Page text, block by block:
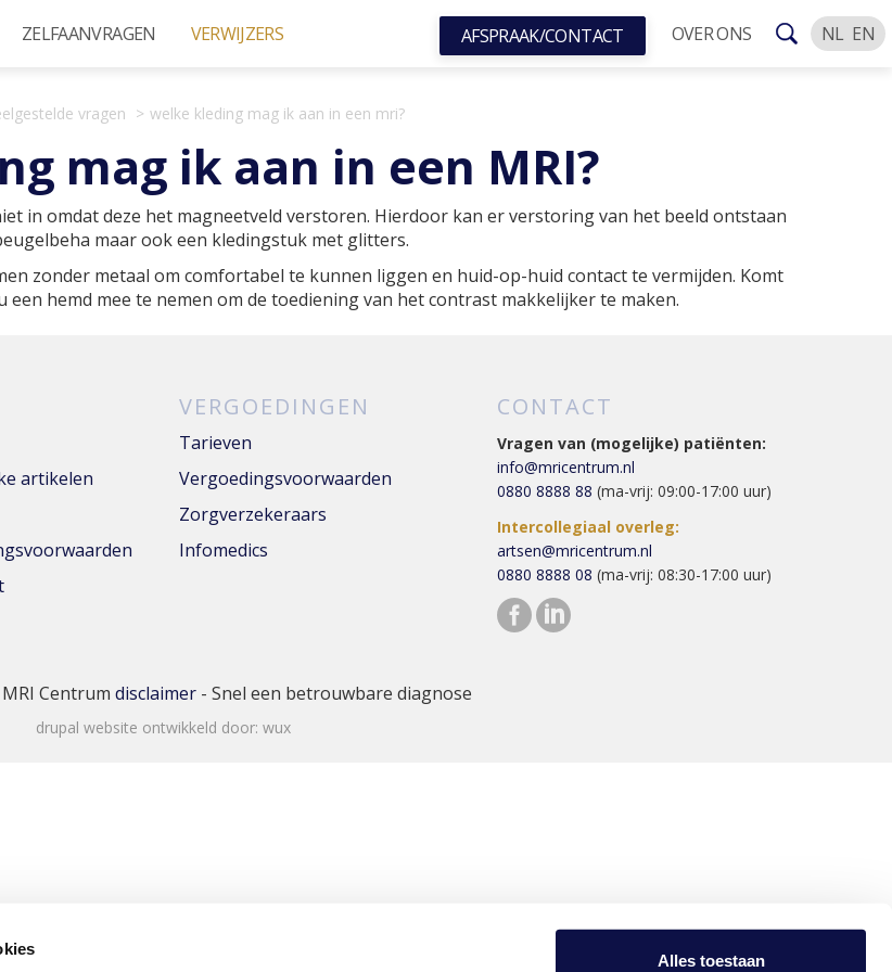
Alles toestaan
ZELFAANVRAGEN VERWIJZERS EN
NL
OVER ONS
AFSPRAAK/CONTACT
vragen welke kleding mag ik aan in een mri?
mag ik aan in een MRI?
in omdat deze het magneetveld verstoren. Hierdoor kan er verstoring van het beeld ontstaan
maar ook een kledingstuk met glitters.
zonder metaal om comfortabel te kunnen liggen en huid-op-huid contact te vermijden. Komt
hemd mee te nemen om de toediening van het contrast makkelijker te maken.
artikelen
VERGOEDINGEN
Tarieven
Vergoedingsvoorwaarden
Zorgverzekeraars
Infomedics
CONTACT
Vragen van (mogelijke) patiënten:
info@mricentrum.nl
0880 8888 88 (ma-vrij: 09:00-17:00 uur)
Intercollegiaal overleg:
artsen@mricentrum.nl
0880 8888 08 (ma-vrij: 08:30-17:00 uur)
Centrum disclaimer - Snel een betrouwbare diagnose
drupal website ontwikkeld door: wux